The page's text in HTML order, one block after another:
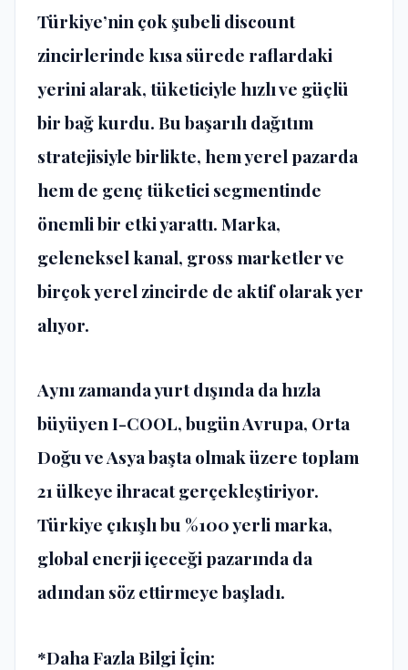
Türkiye’nin çok şubeli discount
zincirlerinde kısa sürede raflardaki
yerini alarak, tüketiciyle hızlı ve güçlü
bir bağ kurdu. Bu başarılı dağıtım
stratejisiyle birlikte, hem yerel pazarda
hem de genç tüketici segmentinde
önemli bir etki yarattı. Marka,
geleneksel kanal, gross marketler ve
birçok yerel zincirde de aktif olarak yer
alıyor.
Aynı zamanda yurt dışında da hızla
büyüyen I-COOL, bugün Avrupa, Orta
Doğu ve Asya başta olmak üzere toplam
21 ülkeye ihracat gerçekleştiriyor.
Türkiye çıkışlı bu %100 yerli marka,
global enerji içeceği pazarında da
adından söz ettirmeye başladı.
*Daha Fazla Bilgi İçin: